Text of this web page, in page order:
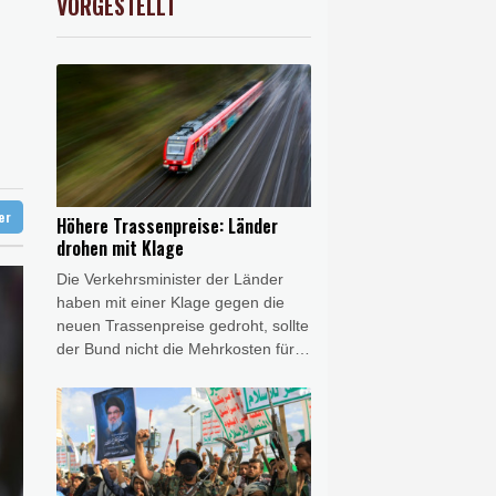
Attacke
-0.25%
Höhere Trassenpreise: Länder
drohen mit Klage
Die Verkehrsminister der Länder
haben mit einer Klage gegen die
neuen Trassenpreise gedroht, sollte
der Bund nicht die Mehrkosten für
Schienenmaut übernehmen. "Wir
senden heute gemeinsam ein
Signal der Geschlossenheit: Die
massiven Trassenpreissteigerungen
sind so nicht akzeptabel", erklärte